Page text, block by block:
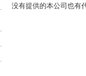
没有提供的本公司也